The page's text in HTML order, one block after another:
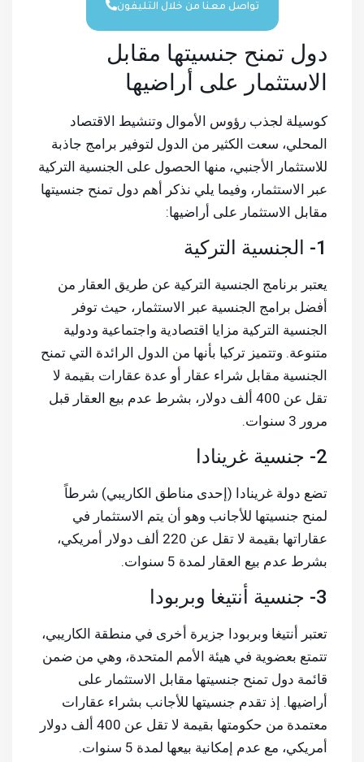
تواصل معنا من خلال التليفون
دول تمنح جنسيتها مقابل
الاستثمار على أراضيها
كوسيلة لجذب رؤوس الأموال وتنشيط الاقتصاد
المحلي، سعت الكثير من الدول لتوفير برامج جاذبة
للاستثمار الأجنبي، منها الحصول على الجنسية التركية
عبر الاستثمار، وفيما يلي نذكر أهم دول تمنح جنسيتها
مقابل الاستثمار على أراضيها:
1- الجنسية التركية
يعتبر برنامج الجنسية التركية عن طريق العقار من
أفضل برامج الجنسية عبر الاستثمار، حيث توفر
الجنسية التركية مزايا اقتصادية واجتماعية ودولية
متنوعة. وتتميز تركيا بأنها من الدول الرائدة التي تمنح
الجنسية مقابل شراء عقار أو عدة عقارات بقيمة لا
تقل عن 400 ألف دولار، بشرط عدم بيع العقار قبل
مرور 3 سنوات.
2- جنسية غرينادا
تضع دولة غرينادا (إحدى مناطق الكاريبي) شرطاً
لمنح جنسيتها للأجانب وهو أن يتم الاستثمار في
عقاراتها بقيمة لا تقل عن 220 ألف دولار أمريكي،
بشرط عدم بيع العقار لمدة 5 سنوات.
3- جنسية أنتيغا وبربودا
تعتبر أنتيغا وبربودا جزيرة أخرى في منطقة الكاريبي،
تتمتع بعضوية في هيئة الأمم المتحدة، وهي من ضمن
قائمة دول تمنح جنسيتها مقابل الاستثمار على
أراضيها. إذ تقدم جنسيتها للأجانب بشراء عقارات
معتمدة من حكومتها بقيمة لا تقل عن 400 ألف دولار
أمريكي، مع عدم إمكانية بيعها لمدة 5 سنوات.